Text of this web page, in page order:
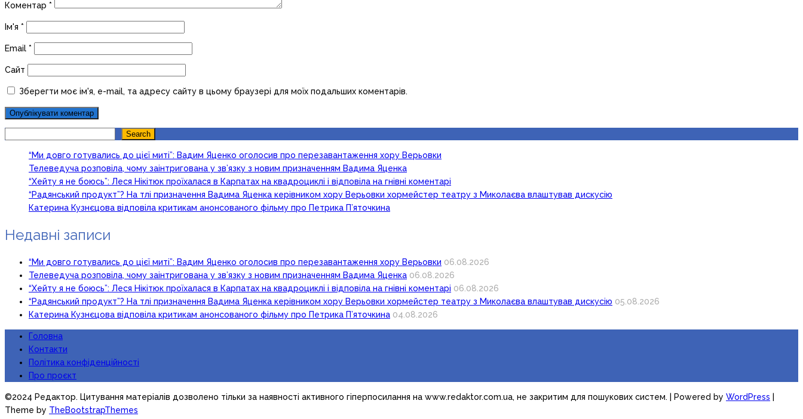
Коментар *
Ім'я *
Email *
Сайт
Зберегти моє ім'я, e-mail, та адресу сайту в цьому браузері для моїх подальших коментарів.
Search
“Ми довго готувались до цієї миті”: Вадим Яценко оголосив про перезавантаження хору Верьовки
Телеведуча розповіла, чому заінтригована у зв’язку з новим призначенням Вадима Яценка
“Хейту я не боюсь”: Леся Нікітюк проїхалася в Карпатах на квадроциклі і відповіла на гнівні коментарі
“Радянський продукт”? На тлі призначення Вадима Яценка керівником хору Верьовки хормейстер театру з Миколаєва влаштував дискусію
Катерина Кузнєцова відповіла критикам анонсованого фільму про Петрика П’яточкина
Недавні записи
“Ми довго готувались до цієї миті”: Вадим Яценко оголосив про перезавантаження хору Верьовки 06.08.2026
Телеведуча розповіла, чому заінтригована у зв’язку з новим призначенням Вадима Яценка 06.08.2026
“Хейту я не боюсь”: Леся Нікітюк проїхалася в Карпатах на квадроциклі і відповіла на гнівні коментарі 06.08.2026
“Радянський продукт”? На тлі призначення Вадима Яценка керівником хору Верьовки хормейстер театру з Миколаєва влаштував дискусію 05.08.2026
Катерина Кузнєцова відповіла критикам анонсованого фільму про Петрика П’яточкина 04.08.2026
Головна
Контакти
Політика конфіденційності
Про проєкт
©2024 Редактор. Цитування матеріалів дозволено тільки за наявності активного гіперпосилання на www.redaktor.com.ua, не закритим для пошукових систем. | Powered by WordPress
Theme by TheBootstrapThemes